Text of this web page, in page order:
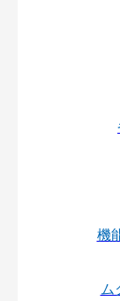
機